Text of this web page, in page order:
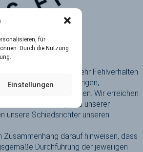
für
Durch die Nutzung
Einstellungen
leider immer mehr Fehlverhalten
Pöbeleien, Beleidigungen,
und Verhaltensweisen. Wir erreichen
vor dem Hintergrund unserer
unsere Schiedsrichter unseren
darauf hinweisen, dass
Durchführung der jeweiligen